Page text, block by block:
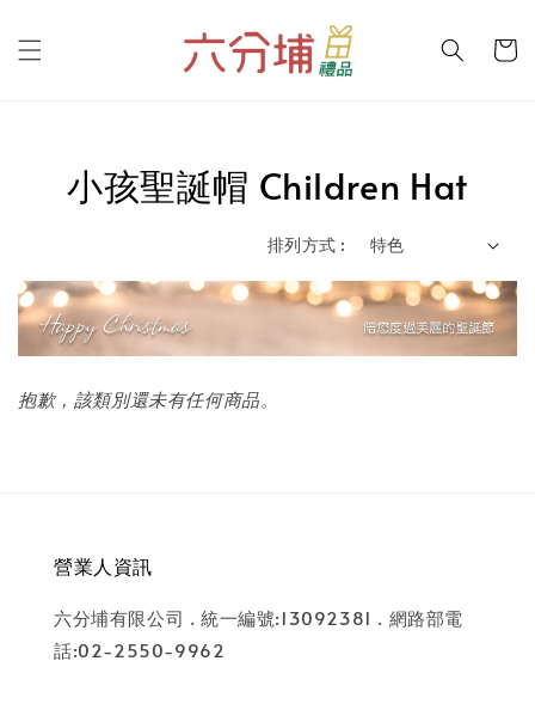
小孩聖誕帽 Children Hat
排列方式 :
抱歉，該類別還未有任何商品。
營業人資訊
六分埔有限公司 . 統一編號:13092381 . 網路部電
話:02-2550-9962